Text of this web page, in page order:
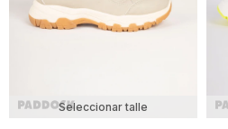
Seleccionar talle